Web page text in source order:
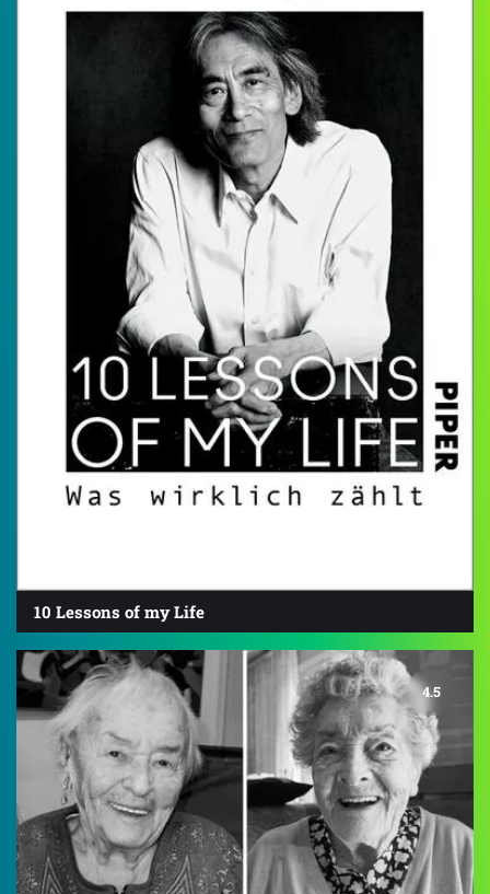
10 Lessons of my Life
4.5